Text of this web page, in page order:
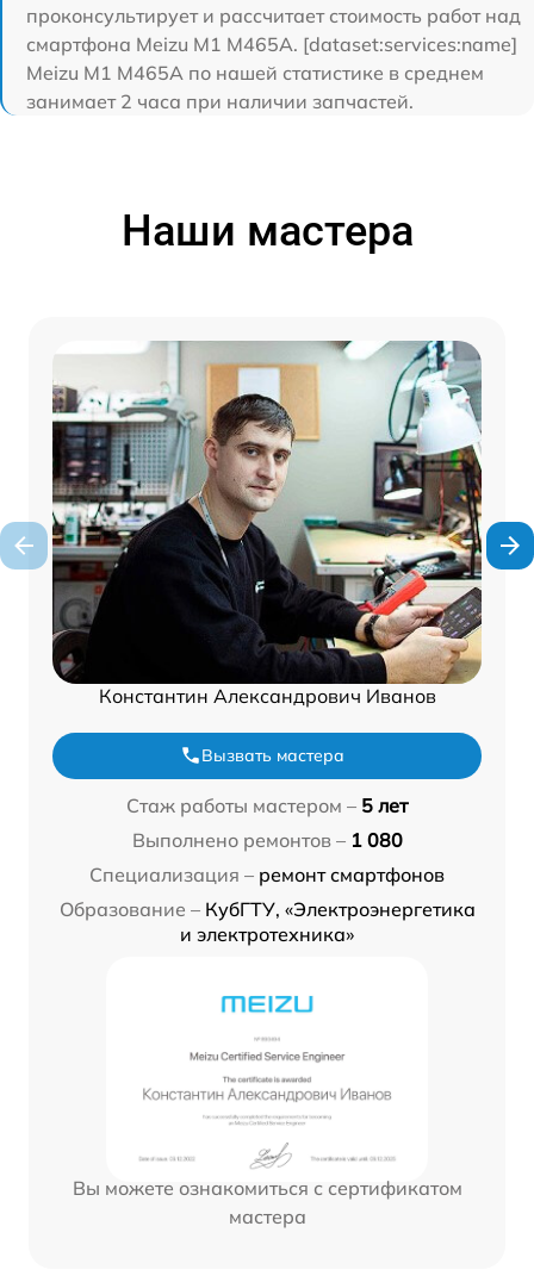
проконсультирует и рассчитает стоимость работ над
смартфона Meizu M1 M465A. [dataset:services:name]
Meizu M1 M465A по нашей статистике в среднем
занимает 2 часа при наличии запчастей.
Наши мастера
Константин Александрович Иванов
Вызвать мастера
Стаж работы мастером – 5 лет
Выполнено ремонтов – 1 080
Специализация – ремонт смартфонов
Образование – КубГТУ, «Электроэнергетика
и электротехника»
Вы можете ознакомиться с сертификатом
мастера